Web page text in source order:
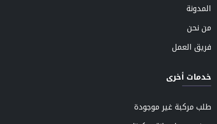
المدونة
من نحن
فريق العمل
خدمات أخرى
طلب مركبة غير موجودة